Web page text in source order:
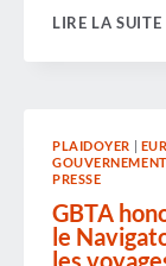
LIRE LA SUITE
PLAIDOYER
PRESSE
GBTA
le